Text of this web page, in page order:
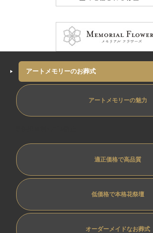
アートメモリーのお葬式
アートメモリーの魅力
適正価格で高品質
低価格で本格花祭壇
オーダーメイドなお葬式